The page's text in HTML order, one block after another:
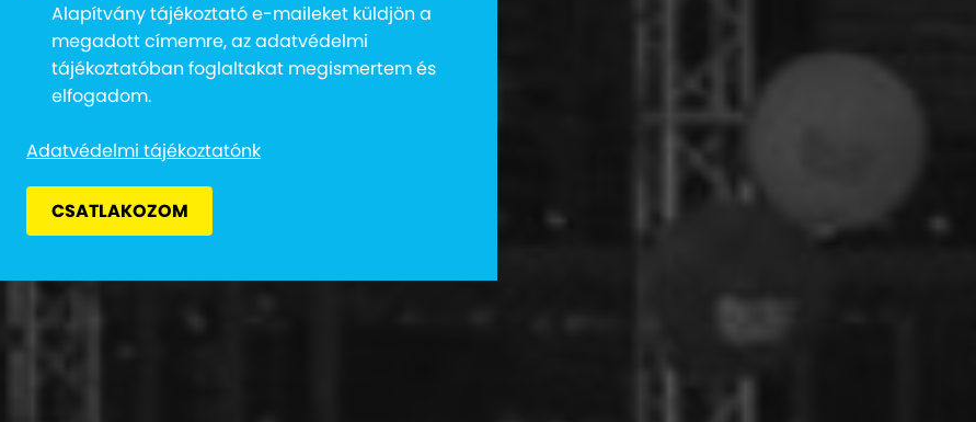
Alapítvány tájékoztató e-maileket küldjön a
megadott címemre, az adatvédelmi
tájékoztatóban foglaltakat megismertem és
elfogadom.
Adatvédelmi tájékoztatónk
CSATLAKOZOM